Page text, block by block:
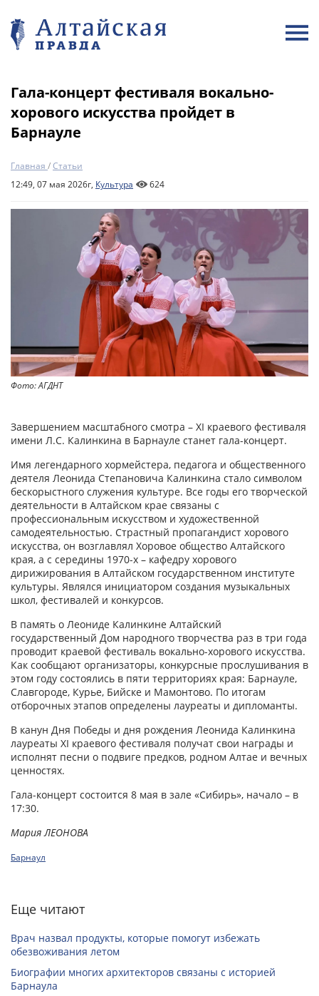
Гала-концерт фестиваля вокально-
хорового искусства пройдет в
Барнауле
Главная /Статьи
12:49, 07 мая 2026г, Культура 624
Фото: АГДНТ
Завершением масштабного смотра – XI краевого фестиваля
имени Л.С. Калинкина в Барнауле станет гала-концерт.
Имя легендарного хормейстера, педагога и общественного
деятеля Леонида Степановича Калинкина стало символом
бескорыстного служения культуре. Все годы его творческой
деятельности в Алтайском крае связаны с
профессиональным искусством и художественной
самодеятельностью. Страстный пропагандист хорового
искусства, он возглавлял Хоровое общество Алтайского
края, а с середины 1970-х – кафедру хорового
дирижирования в Алтайском государственном институте
культуры. Являлся инициатором создания музыкальных
школ, фестивалей и конкурсов.
В память о Леониде Калинкине Алтайский
государственный Дом народного творчества раз в три года
проводит краевой фестиваль вокально-хорового искусства.
Как сообщают организаторы, конкурсные прослушивания в
этом году состоялись в пяти территориях края: Барнауле,
Славгороде, Курье, Бийске и Мамонтово. По итогам
отборочных этапов определены лауреаты и дипломанты.
В канун Дня Победы и дня рождения Леонида Калинкина
лауреаты XI краевого фестиваля получат свои награды и
исполнят песни о подвиге предков, родном Алтае и вечных
ценностях.
Гала-концерт состоится 8 мая в зале «Сибирь», начало – в
17:30.
Мария ЛЕОНОВА
Барнаул
Еще читают
Врач назвал продукты, которые помогут избежать
обезвоживания летом
Биографии многих архитекторов связаны с историей
Барнаула